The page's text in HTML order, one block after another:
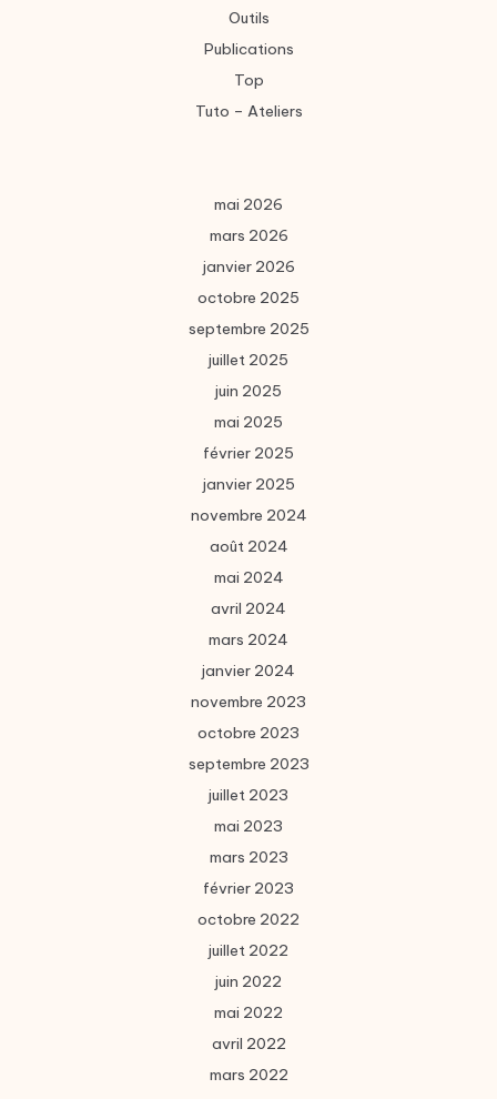
Outils
Publications
Top
Tuto – Ateliers
mai 2026
mars 2026
janvier 2026
octobre 2025
septembre 2025
juillet 2025
juin 2025
mai 2025
février 2025
janvier 2025
novembre 2024
août 2024
mai 2024
avril 2024
mars 2024
janvier 2024
novembre 2023
octobre 2023
septembre 2023
juillet 2023
mai 2023
mars 2023
février 2023
octobre 2022
juillet 2022
juin 2022
mai 2022
avril 2022
mars 2022